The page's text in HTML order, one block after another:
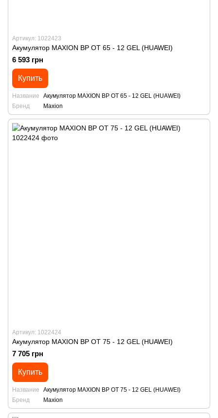
Артикул: 1022423
Акумулятор MAXION BP OT 65 - 12 GEL (HUAWEI)
6 593 грн
Купить
Название
Акумулятор MAXION BP OT 65 - 12 GEL (HUAWEI)
Бренд
Maxion
Артикул: 1022424
Акумулятор MAXION BP OT 75 - 12 GEL (HUAWEI)
7 705 грн
Купить
Название
Акумулятор MAXION BP OT 75 - 12 GEL (HUAWEI)
Бренд
Maxion